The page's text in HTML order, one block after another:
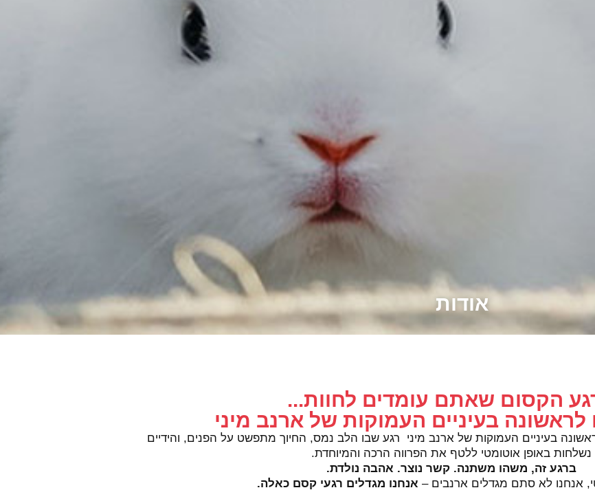
אודות
הקסום שאתם עומדים לחוות...
בעיניים העמוקות של ארנב מיני
בעיניים העמוקות של ארנב מיני רגע שבו הלב נמס, החיוך מתפשט על הפנים, והידיים
נשלחות באופן אוטומטי ללטף את הפרווה הרכה והמיוחדת.
ברגע זה, משהו משתנה. קשר נוצר. אהבה נולדת.
אנחנו לא סתם מגדלים ארנבים –אנחנו מגדלים רגעי קסם כאלה.